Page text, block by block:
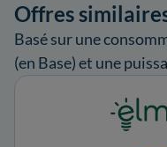
Offres
Basé sur une
(en Base) et une